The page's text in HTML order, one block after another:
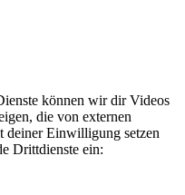
können wir dir Videos
die von externen
deiner Einwilligung setzen
Drittdienste ein: